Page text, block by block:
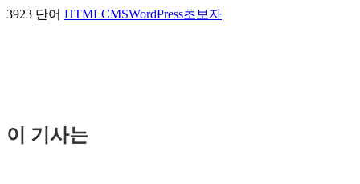
3923 단어 HTMLCMSWordPress초보자
이 기사는